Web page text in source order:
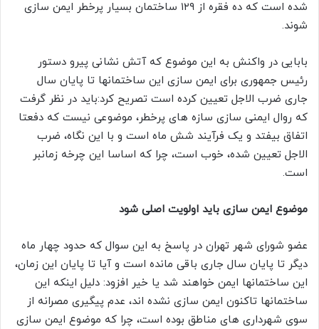
شده است که ده فقره از ۱۲۹ ساختمان بسیار پرخطر ایمن سازی
شوند.
بابایی در واکنش به این موضوع که آتش نشانی پیرو دستور
رئیس جمهوری برای ایمن سازی این ساختمانها تا پایان سال
جاری ضرب الاجل تعیین کرده است تصریح کرد:باید در نظر گرفت
که روال ایمنی سازی سازه های پرخطر، موضوعی نیست که دفعتا
اتفاق بیفتد و یک فرآیند شش ماه است و با این نگاه، ضرب
الاجل تعیین شده، خوب است، چرا که اساسا این چرخه زمانبر
است.
موضوع ایمن سازی باید اولویت اصلی شود
عضو شورای شهر تهران در پاسخ به این سوال که حدود چهار ماه
دیگر تا پایان سال جاری باقی مانده است و آیا تا پایان این زمان،
این ساختمانها ایمن خواهند شد یا خیر افزود: دلیل اینکه این
ساختمانها تاکنون ایمن سازی نشده اند، عدم پیگیری مصرانه از
سوی شهرداری های مناطق بوده است، چرا که موضوع ایمن سازی